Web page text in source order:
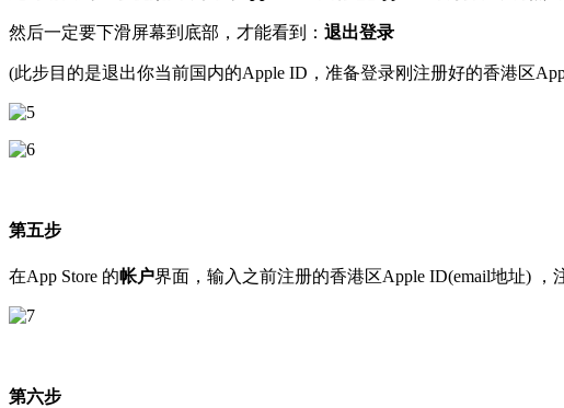
然后一定要下滑屏幕到底部，才能看到： 退出登录
(此步目的是退出你当前国内的Apple ID，准备登录刚注册好的香港区
第五步
在App Store 的帐户界面，输入之前注册的香港区Apple ID(email地址) ，
第六步